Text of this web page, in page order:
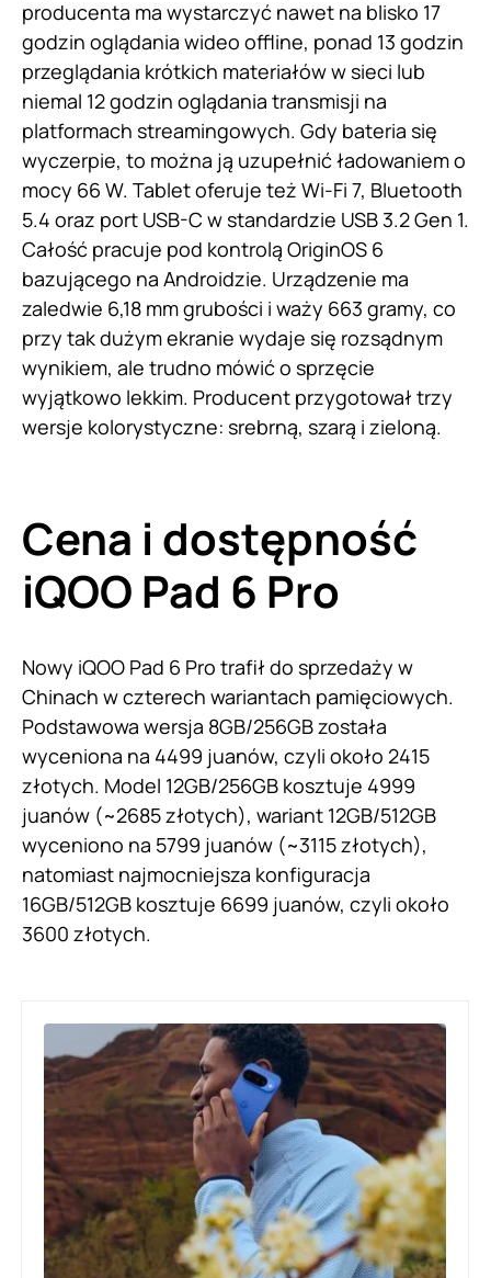
producenta ma wystarczyć nawet na blisko 17
godzin oglądania wideo offline, ponad 13 godzin
przeglądania krótkich materiałów w sieci lub
niemal 12 godzin oglądania transmisji na
platformach streamingowych. Gdy bateria się
wyczerpie, to można ją uzupełnić ładowaniem o
mocy 66 W. Tablet oferuje też Wi-Fi 7, Bluetooth
5.4 oraz port USB-C w standardzie USB 3.2 Gen 1.
Całość pracuje pod kontrolą OriginOS 6
bazującego na Androidzie. Urządzenie ma
zaledwie 6,18 mm grubości i waży 663 gramy, co
przy tak dużym ekranie wydaje się rozsądnym
wynikiem, ale trudno mówić o sprzęcie
wyjątkowo lekkim. Producent przygotował trzy
wersje kolorystyczne: srebrną, szarą i zieloną.
Cena i dostępność
iQOO Pad 6 Pro
Nowy iQOO Pad 6 Pro trafił do sprzedaży w
Chinach w czterech wariantach pamięciowych.
Podstawowa wersja 8GB/256GB została
wyceniona na 4499 juanów, czyli około 2415
złotych. Model 12GB/256GB kosztuje 4999
juanów (~2685 złotych), wariant 12GB/512GB
wyceniono na 5799 juanów (~3115 złotych),
natomiast najmocniejsza konfiguracja
16GB/512GB kosztuje 6699 juanów, czyli około
3600 złotych.